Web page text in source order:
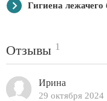
Гигиена
Отзывы 1
Ирина
29 октября 2024